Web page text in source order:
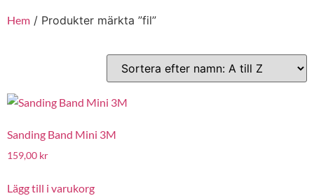
Hem / Produkter märkta ”fil”
Sanding Band Mini 3M
159,00 kr
Lägg till i varukorg